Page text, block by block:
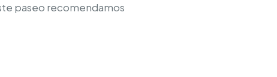
paseo recomendamos